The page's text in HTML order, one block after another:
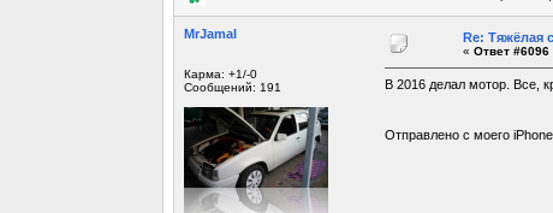
MrJamal
Карма: +1/-0
Сообщений: 191
Re: Тяжёлая
« Ответ #6096
В 2016 делал мотор. Все,
Отправлено с моего